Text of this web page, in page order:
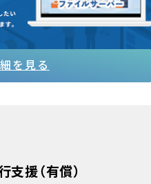
討中のお客様もまずはこ
を見る
援（有償）